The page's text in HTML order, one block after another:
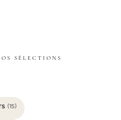
SÉLECTIONS
(15)